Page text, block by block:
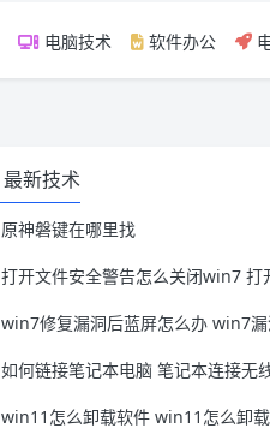
电脑技术 软件办公
最新技术
原神磐键在哪里找
打开文件安全警告怎么关闭win7 打开文件安全
win7修复漏洞后蓝屏怎么办 win7
如何链接笔记本电脑 笔记本连接无线
win11怎么卸载软件 win11怎么卸